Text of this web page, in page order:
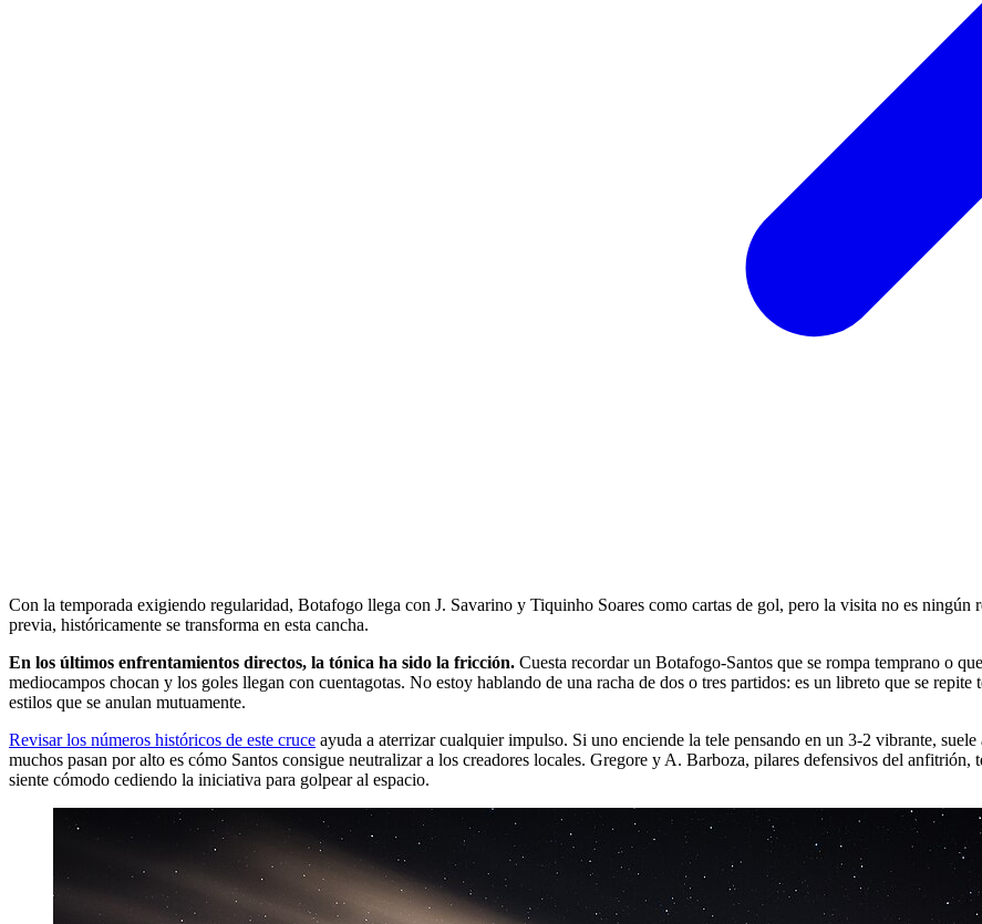
Con la temporada exigiendo regularidad, Botafogo llega con J. Savarino y Tiquinho Soares como cartas de gol, pero la visita no es ningún
previa, históricamente se transforma en esta cancha.
En los últimos enfrentamientos directos, la tónica ha sido la fricción. Cuesta recordar un Botafogo-Santos que se rompa temprano o
mediocampos chocan y los goles llegan con cuentagotas. No estoy hablando de una racha de dos o tres partidos: es un libreto que se
estilos que se anulan mutuamente.
Revisar los números históricos de este cruce ayuda a aterrizar cualquier impulso. Si uno enciende la tele pensando en un 3-2 vibrante,
muchos pasan por alto es cómo Santos consigue neutralizar a los creadores locales. Gregore y A. Barboza, pilares defensivos del
siente cómodo cediendo la iniciativa para golpear al espacio.